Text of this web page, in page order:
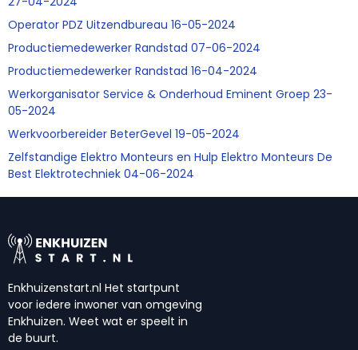
Operator PDZ Uitzendbureau 16-05-2024
Productiemedewerker Randstad 07-06-2024
Productiemedewerker Randstad 16-04-2024
Werkorganisator Service & Onderhoud Eminent Groep 23-
05-2024
Werkvoorbereider BeterGevel 19-05-2024
Zelfstandige Elektro Monteurs en Hulp Elektro Monteurs De
Best Elektrotechniek 04-06-2024
Enkhuizenstart.nl Het startpunt
voor iedere inwoner van omgeving
Enkhuizen. Weet wat er speelt in
de buurt.